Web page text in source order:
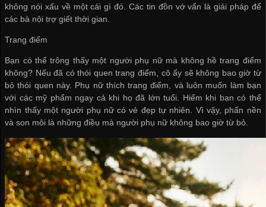
không nói xấu về một cái gì đó. Các tin đồn vớ vẩn là giải pháp để
các bà nội trợ giết thời gian.
Trang điểm
Bạn có thể trông thấy một người phụ nữ mà không hề trang điểm
không? Nếu đã có thói quen trang điểm, cô ấy sẽ không bao giờ từ
bỏ thói quen này. Phụ nữ thích trang điểm, và luôn muốn làm bạn
với các mỹ phẩm ngay cả khi họ đã lớn tuổi. Hiếm khi bạn có thể
nhìn thấy một người phụ nữ có vẻ đẹp tự nhiên. Vì vậy, phấn nền
và son môi là những điều mà người phụ nữ không bao giờ từ bỏ.